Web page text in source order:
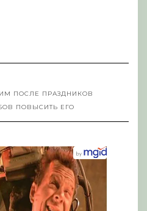
ПОСЛЕ ПРАЗДНИКОВ
ПОВЫСИТЬ ЕГО